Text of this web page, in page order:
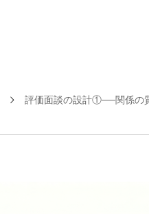
評価面談の設計①──関係の